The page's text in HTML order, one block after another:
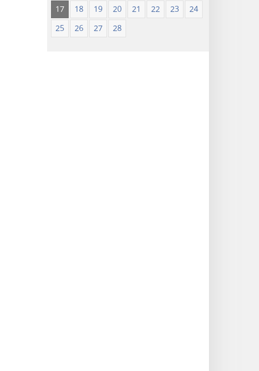
17
18 19 20 21 22 23
24
25
26 27 28